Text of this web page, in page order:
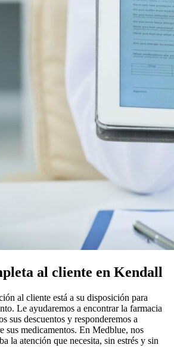
al cliente en Kendall
al cliente está a su disposición para
Le ayudaremos a encontrar la farmacia
sus descuentos y responderemos a
sus medicamentos. En Medblue, nos
la atención que necesita, sin estrés y sin